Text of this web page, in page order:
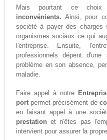
Mais pourtant ce
inconvénients. Ainsi, pour
société à payer des charges
organismes sociaux ce qui
l'entreprise. Ensuite,
professionnels dépent
problème en son absence,
maladie.
Faire appel à notre
portpermet précisément de
en faisant appel à une
prestation et n'êtes pas
intervient pour assurer la